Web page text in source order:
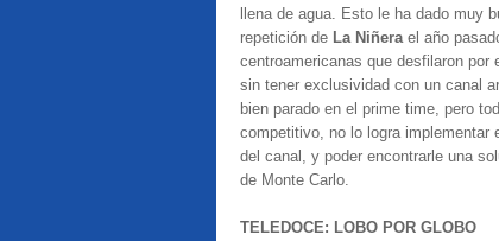
llena de agua. Esto le ha dado muy
repetición de La Niñera el año
centroamericanas que desfilaron
sin tener exclusividad con un canal
bien parado en el prime time, pero
competitivo, no lo logra implementar
del canal, y poder encontrarle una
de Monte Carlo.
TELEDOCE: LOBO POR GLOBO